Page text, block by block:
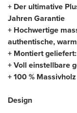
+ Der ultimative
Jahren Garantie
+ Hochwertige
authentische,
+ Montiert
+ Voll einstellbare
+ 100 % Massivholz
Design